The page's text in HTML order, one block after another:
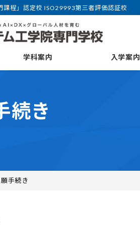
課程」認定校 ISO29993第三者評価認証校
学科案内 入学案内
続き
手続き